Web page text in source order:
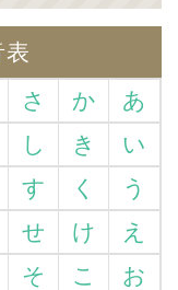
さ か
あ
し き
い
す く
う
せ け
え
そ こ お